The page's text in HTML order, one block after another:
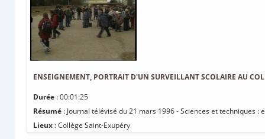
ENSEIGNEMENT, PORTRAIT D'UN SURVEILLANT SCOLAIRE AU
Durée : 00:01:25
Résumé : Journal télévisé du 21 mars 1996 - Sciences et techniques
Lieux : Collège Saint-Exupéry